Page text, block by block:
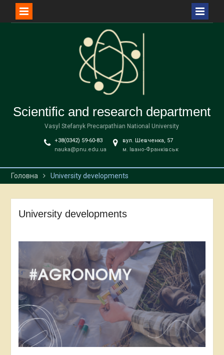
Scientific and research department
Vasyl Stefanyk Precarpathian National University
+38(0342) 59-60-83
nauka@pnu.edu.ua
вул. Шевченка, 57
м. Івано-Франківськ
Головна University developments
University developments